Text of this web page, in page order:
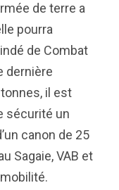
de terre a
pourra
de Combat
dernière
il est
sécurité un
canon de 25
Sagaie, VAB et